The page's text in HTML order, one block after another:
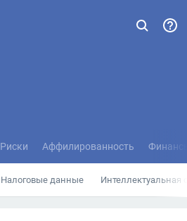
Риски Аффилированность
Налоговые данные Интеллектуальная